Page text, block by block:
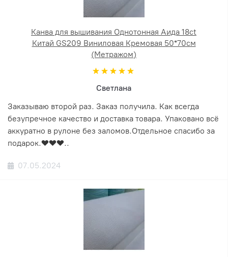
Канва для вышивания Однотонная Аида 18ct
Китай GS209 Виниловая Кремовая 50*70см
(Метражом)
Светлана
Заказываю второй раз. Заказ получила. Как всегда
безупречное качество и доставка товара. Упаковано всё
аккуратно в рулоне без заломов.Отдельное спасибо за
подарок.❤️❤️❤️..
07.05.2024